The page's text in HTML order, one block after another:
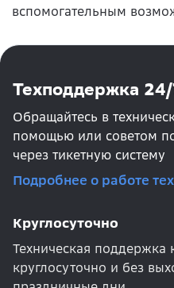
вспомогательным
Техподдержка
Обращайтесь в
помощью или советом
через тикетную систему
Подробнее о работе
Круглосуточно
Техническая поддержка
круглосуточно и без